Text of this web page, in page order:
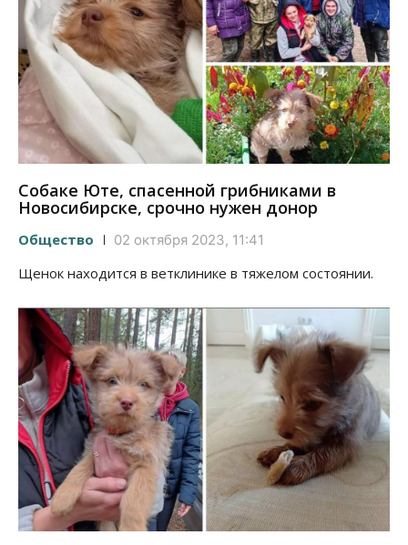
Собаке Юте, спасенной грибниками в
Новосибирске, срочно нужен донор
Общество 02 октября 2023, 11:41
Щенок находится в ветклинике в тяжелом состоянии.